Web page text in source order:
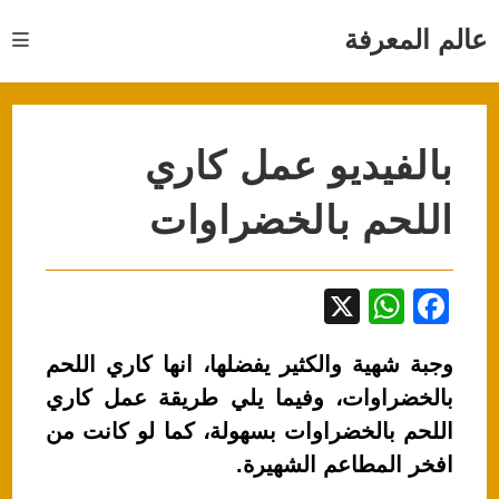
عالم المعرفة
بالفيديو عمل كاري
اللحم بالخضراوات
F
c
e
b
o
W
at
s
A
p
وجبة شهية والكثير يفضلها، انها كاري اللحم
بالخضراوات، وفيما يلي طريقة عمل كاري
اللحم بالخضراوات بسهولة، كما لو كانت من
افخر المطاعم الشهيرة.